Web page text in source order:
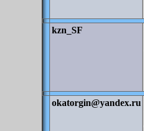
kzn_SF
okatorgin@yandex.ru